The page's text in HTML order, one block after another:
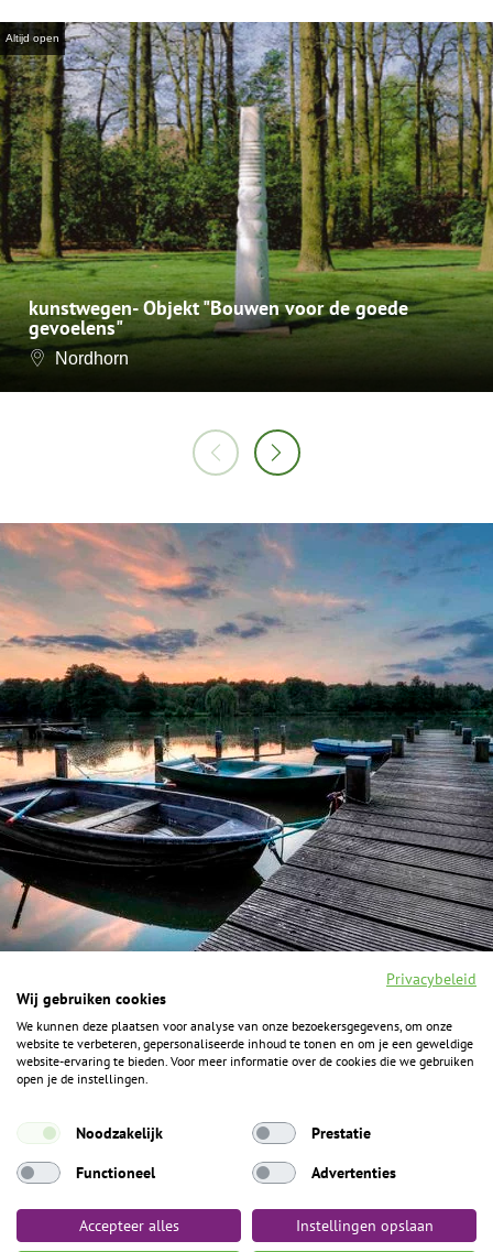
Altijd open
kunstwegen- Objekt "Bouwen voor de goede
gevoelens"
Nordhorn
F
a
c
e
o
o
k
I
n
s
t
g
a
Y
o
u
t
b
P
i
n
ALGEMENE INFORMATIE
Het Geheim over de grens zijn de Duitse vakantieregio’s
Algemene voorwaarden Privacybeleid Toegankelijkheid
Privacybeleid
Wij gebruiken cookies
We kunnen deze plaatsen voor analyse van onze bezoekersgegevens, om onze
website te verbeteren, gepersonaliseerde inhoud te tonen en om je een geweldige
website-ervaring te bieden. Voor meer informatie over de cookies die we gebruiken
open je de instellingen.
Noodzakelijk
Prestatie
Functioneel
Advertenties
Accepteer alles Instellingen opslaan